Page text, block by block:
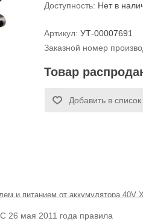
Доступность: Нет в
Артикул: УТ-00007691
Заказной номер
Товар
Добавить в
и питанием от аккумулятора 40V
C 26 мая 2011 года правила